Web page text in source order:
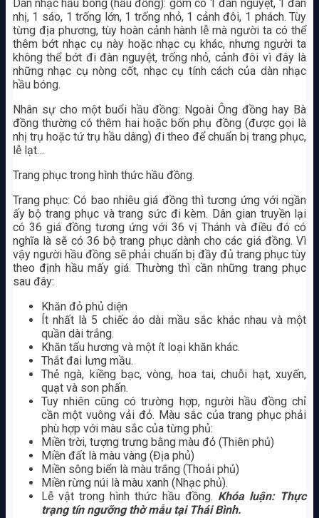
Dàn nhạc hầu bóng (hầu đồng): gồm có 1 đàn nguyệt, 1 đàn
nhị, 1 sáo, 1 trống lớn, 1 trống nhỏ, 1 cảnh đôi, 1 phách. Tùy
từng địa phương, tùy hoàn cảnh hành lễ mà người ta có thể
thêm bớt nhạc cụ này hoặc nhạc cụ khác, nhưng người ta
không thể bớt đi đàn nguyệt, trống nhỏ, cảnh đôi vì đây là
những nhạc cụ nòng cốt, nhạc cụ tính cách của dàn nhạc
hầu bóng.
Nhân sự cho một buổi hầu đồng: Ngoài Ông đồng hay Bà
đồng thường có thêm hai hoặc bốn phụ đồng (được gọi là
nhị trụ hoặc tứ trụ hầu dâng) đi theo để chuẩn bị trang phục,
lễ lạt…
Trang phục trong hình thức hầu đồng.
Trang phục: Có bao nhiêu giá đồng thì tương ứng với ngần
ấy bộ trang phục và trang sức đi kèm. Dân gian truyền lại
có 36 giá đồng tương ứng với 36 vị Thánh và điều đó có
nghĩa là sẽ có 36 bộ trang phục dành cho các giá đồng. Vì
vậy người hầu đồng sẽ phải chuẩn bị đầy đủ trang phục tùy
theo định hầu mấy giá. Thường thì cần những trang phục
sau đây:
Khăn đỏ phủ diện
Ít nhất là 5 chiếc áo dài mầu sắc khác nhau và một
quần dài trắng.
Khăn tấu hương và một ít loại khăn khác.
Thắt đai lưng mầu.
Thẻ ngà, kiềng bạc, vòng, hoa tai, chuỗi hạt, xuyến,
quạt và son phấn.
Tuy nhiên cũng có trường hợp, người hầu đồng chỉ
cần một vuông vải đỏ. Màu sắc của trang phục phải
phù hợp với màu sắc của từng phủ:
Miền trời, tượng trưng bằng màu đỏ (Thiên phủ)
Miền đất là màu vàng (Địa phủ)
Miền sông biển là màu trắng (Thoải phủ)
Miền rừng núi là màu xanh (Nhạc phủ).
Lễ vật trong hình thức hầu đồng. Khóa luận: Thực
trạng tín ngưỡng thờ mẫu tại Thái Bình.